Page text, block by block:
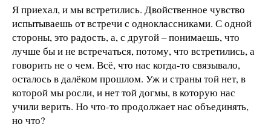
Я приехал, и мы встретились. Двойственное чувство
испытываешь от встречи с одноклассниками. С одной
стороны, это радость, а, с другой – понимаешь, что
лучше бы и не встречаться, потому, что встретились, а
говорить не о чем. Всё, что нас когда-то связывало,
осталось в далёком прошлом. Уж и страны той нет, в
которой мы росли, и нет той догмы, в которую нас
учили верить. Но что-то продолжает нас объединять,
но что?